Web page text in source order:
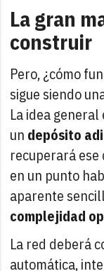
La gran
construir
Pero, ¿cómo
sigue siendo
La idea
un depósito
recuperará
en un punto
aparente
complejidad
La red deberá
automática,